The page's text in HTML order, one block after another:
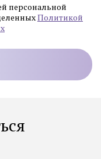
персональной
Политикой